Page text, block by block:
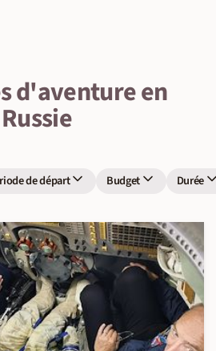
d'aventure en
Russie
de départ Budget Durée